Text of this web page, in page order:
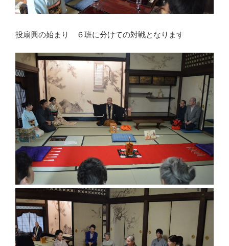
投扇興の始まり ６班に分けての対戦となります